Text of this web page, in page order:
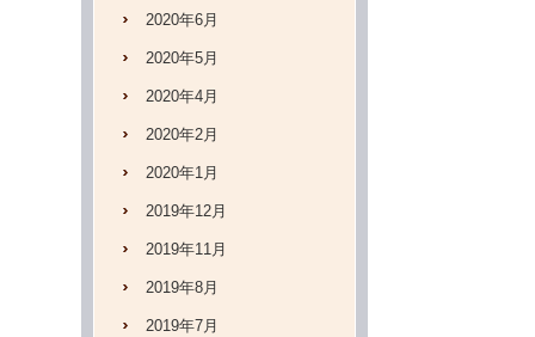
2020年6月
2020年5月
2020年4月
2020年2月
2020年1月
2019年12月
2019年11月
2019年8月
2019年7月